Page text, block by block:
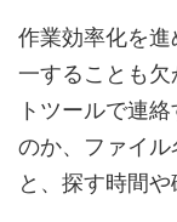
作業効率化を
一することも
トツールで連
のか、ファイル
と、探す時間や